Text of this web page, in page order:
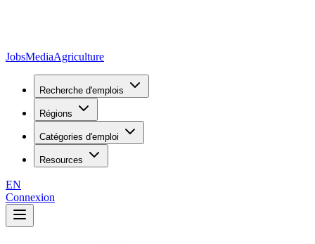
JobsMediaAgriculture
Recherche d'emplois
Régions
Catégories d'emploi
Resources
EN
Connexion